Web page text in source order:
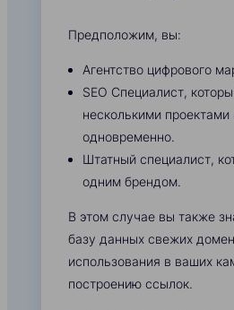
Предположим, вы:
Агентство цифрового
SEO Специалист,
несколькими проектами
одновременно.
Штатный специалист,
одним брендом.
В этом случае вы также
базу данных свежих
использования в ваших
построению ссылок.